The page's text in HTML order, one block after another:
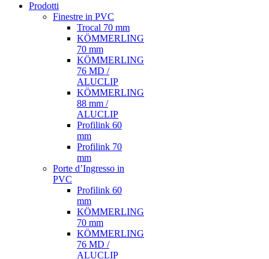
Prodotti
Finestre in PVC
Trocal 70 mm
KÖMMERLING
70 mm
KÖMMERLING
76 MD /
ALUCLIP
KÖMMERLING
88 mm /
ALUCLIP
Profilink 60
mm
Profilink 70
mm
Porte d’Ingresso in
PVC
Profilink 60
mm
KÖMMERLING
70 mm
KÖMMERLING
76 MD /
ALUCLIP